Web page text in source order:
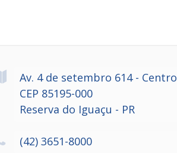
Av. 4 de setembro 614 - Centro
CEP 85195-000
Reserva do Iguaçu - PR
(42) 3651-8000